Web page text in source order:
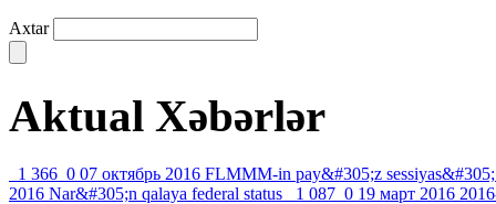
Axtar
Aktual Xəbərlər
1 366 0 07 октябрь 2016 FLMMM-in pay&#305;z sessiyas&#305;
2016 Nar&#305;n qalaya federal status 1 087 0 19 март 2016